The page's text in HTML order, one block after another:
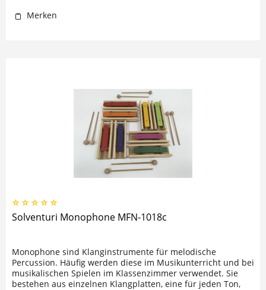
Merken
Solventuri Monophone MFN-1018c
Monophone sind Klanginstrumente für melodische
Percussion. Häufig werden diese im Musikunterricht und bei
musikalischen Spielen im Klassenzimmer verwendet. Sie
bestehen aus einzelnen Klangplatten, eine für jeden Ton,